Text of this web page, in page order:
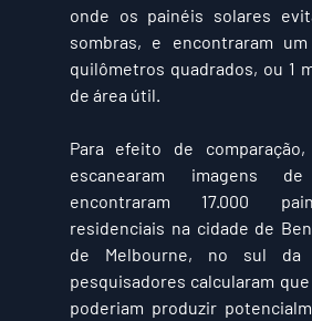
onde os painéis solares
sombras, e encontraram
quilômetros quadrados, ou 1
de área útil.
Para efeito de
escanearam imagens
encontraram 17.000
residenciais na cidade de
de Melbourne, no sul da
pesquisadores calcularam
poderiam produzir